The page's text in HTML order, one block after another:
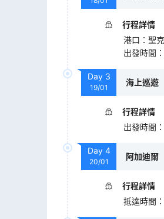
行程詳情
港口 ： 聖
出發時間 ：
Day 3
19/01
海上巡遊
行程詳情
出發時間 ：
Day 4
20/01
阿加迪爾
行程詳情
抵達時間 ：